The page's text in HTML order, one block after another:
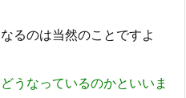
るのは当然のことですよ
うなっているのかといいま